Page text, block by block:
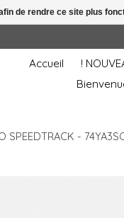
Accueil !
SPEEDTRACK -
de rendre ce site plus